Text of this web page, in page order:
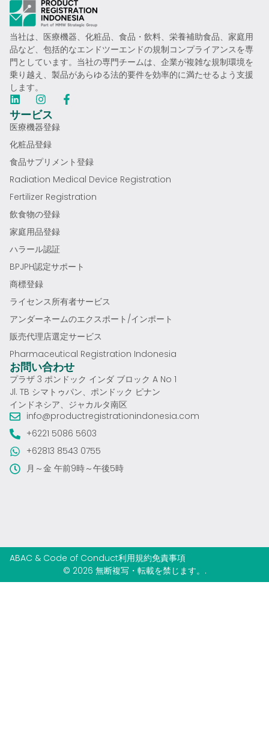
当社は、医療機器、化粧品、食品・飲料、栄養補助食品、家庭用
品など、包括的なエンドツーエンドの規制コンプライアンスを専
門としています。当社の専門チームは、企業が複雑な規制環境を
乗り越え、製品があらゆる法的要件を効率的に満たせるよう支援
します。
サービス
医療機器登録
化粧品登録
食品サプリメント登録
Radiation Medical Device Registration
Fertilizer Registration
飲食物の登録
家庭用品登録
ハラール認証
BPJPH認定サポート
商標登録
ライセンス所有者サービス
アンダーネームのエクスポート/インポート
販売代理店選定サービス
Pharmaceutical Registration Indonesia
お問い合わせ
プラザ 3 ポンドック インダ ブロック A No 1
Jl. TB シマトゥパン、ポンドック ピナン
インドネシア、ジャカルタ南区
info@productregistrationindonesia.com
+6221 5086 5603
+62813 8543 0755
月～金 午前9時～午後5時
© 2026 無断複写・転載を禁じます。.
ABAC & Code of Conduct利用規約免責事項